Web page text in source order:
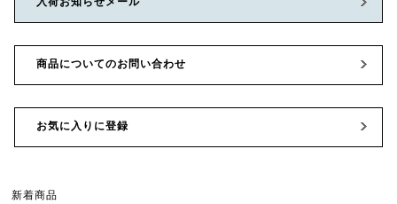
商品についてのお問い合わせ
お気に入りに登録
新着商品